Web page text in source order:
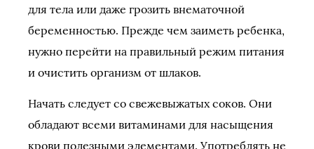
для тела или даже грозить внематочной
беременностью. Прежде чем заиметь ребенка,
нужно перейти на правильный режим питания
и очистить организм от шлаков.
Начать следует со свежевыжатых соков. Они
обладают всеми витаминами для насыщения
крови полезными элементами. Употреблять не